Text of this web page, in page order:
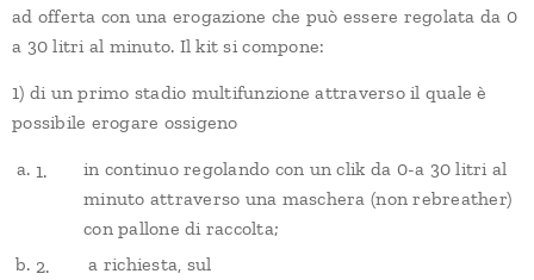
ad offerta con una erogazione che può essere regolata da 0
a 30 litri al minuto. Il kit si compone:
1) di un primo stadio multifunzione attraverso il quale è
possibile erogare ossigeno
in continuo regolando con un clik da 0-a 30 litri al
minuto attraverso una maschera (non rebreather)
con pallone di raccolta;
a richiesta, sul